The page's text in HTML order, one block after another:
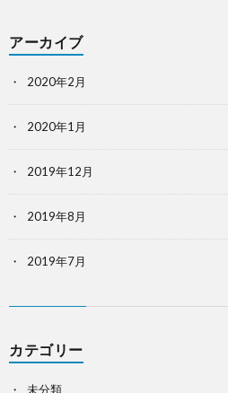
アーカイブ
2020年2月
2020年1月
2019年12月
2019年8月
2019年7月
カテゴリー
未分類